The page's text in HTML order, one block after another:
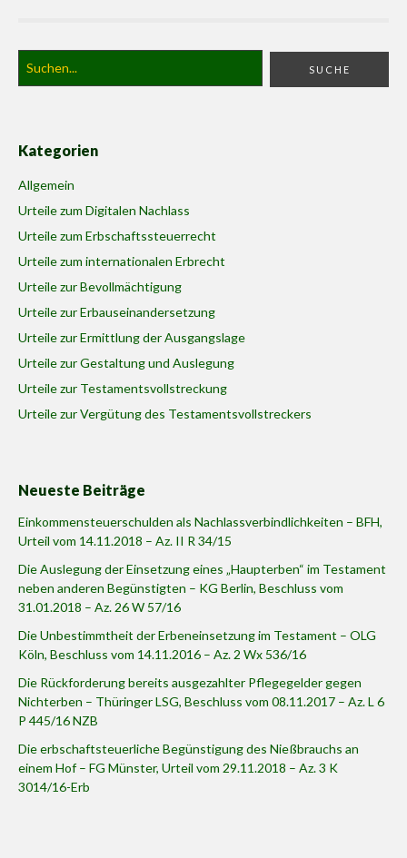
Kategorien
Allgemein
Urteile zum Digitalen Nachlass
Urteile zum Erbschaftssteuerrecht
Urteile zum internationalen Erbrecht
Urteile zur Bevollmächtigung
Urteile zur Erbauseinandersetzung
Urteile zur Ermittlung der Ausgangslage
Urteile zur Gestaltung und Auslegung
Urteile zur Testamentsvollstreckung
Urteile zur Vergütung des Testamentsvollstreckers
Neueste Beiträge
Einkommensteuerschulden als Nachlassverbindlichkeiten – BFH,
Urteil vom 14.11.2018 – Az. II R 34/15
Die Auslegung der Einsetzung eines „Haupterben“ im Testament
neben anderen Begünstigten – KG Berlin, Beschluss vom
31.01.2018 – Az. 26 W 57/16
Die Unbestimmtheit der Erbeneinsetzung im Testament – OLG
Köln, Beschluss vom 14.11.2016 – Az. 2 Wx 536/16
Die Rückforderung bereits ausgezahlter Pflegegelder gegen
Nichterben – Thüringer LSG, Beschluss vom 08.11.2017 – Az. L 6
P 445/16 NZB
Die erbschaftsteuerliche Begünstigung des Nießbrauchs an
einem Hof – FG Münster, Urteil vom 29.11.2018 – Az. 3 K
3014/16-Erb